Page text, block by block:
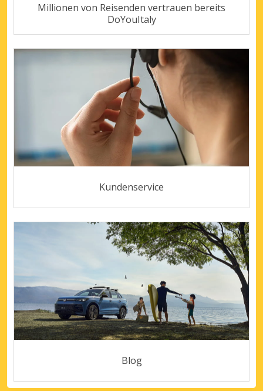
Millionen von Reisenden vertrauen bereits
DoYouItaly
Kundenservice
Blog